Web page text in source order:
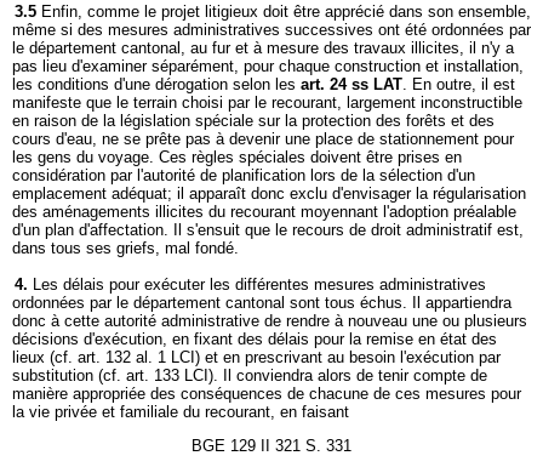
3.5 Enfin, comme le projet litigieux doit être apprécié dans son ensemble,
même si des mesures administratives successives ont été ordonnées par
le département cantonal, au fur et à mesure des travaux illicites, il n'y a
pas lieu d'examiner séparément, pour chaque construction et installation,
les conditions d'une dérogation selon les art. 24 ss LAT. En outre, il est
manifeste que le terrain choisi par le recourant, largement inconstructible
en raison de la législation spéciale sur la protection des forêts et des
cours d'eau, ne se prête pas à devenir une place de stationnement pour
les gens du voyage. Ces règles spéciales doivent être prises en
considération par l'autorité de planification lors de la sélection d'un
emplacement adéquat; il apparaît donc exclu d'envisager la régularisation
des aménagements illicites du recourant moyennant l'adoption préalable
d'un plan d'affectation. Il s'ensuit que le recours de droit administratif est,
dans tous ses griefs, mal fondé.
4. Les délais pour exécuter les différentes mesures administratives
ordonnées par le département cantonal sont tous échus. Il appartiendra
donc à cette autorité administrative de rendre à nouveau une ou plusieurs
décisions d'exécution, en fixant des délais pour la remise en état des
lieux (cf. art. 132 al. 1 LCI) et en prescrivant au besoin l'exécution par
substitution (cf. art. 133 LCI). Il conviendra alors de tenir compte de
manière appropriée des conséquences de chacune de ces mesures pour
la vie privée et familiale du recourant, en faisant
BGE 129 II 321 S. 331